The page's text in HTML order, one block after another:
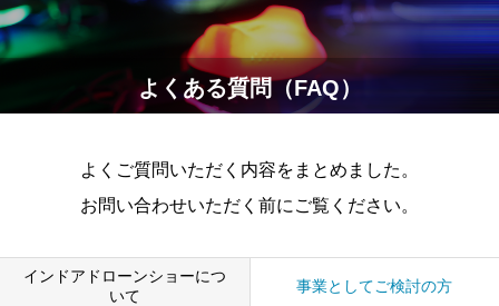
よくある質問（FAQ）
よくご質問いただく内容をまとめました。
お問い合わせいただく前にご覧ください。
インドアドローンショーにつ
いて
事業としてご検討の方